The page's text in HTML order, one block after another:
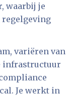
waarbij je
variëren van
Je werkt in